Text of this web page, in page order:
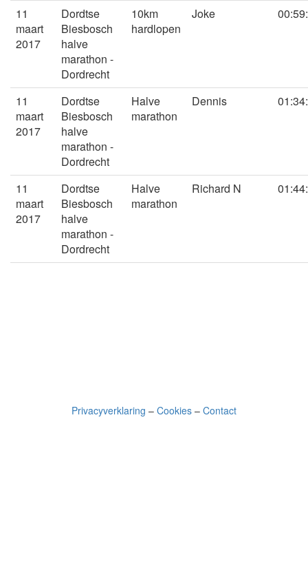
11
maart
2017
Dordtse
Biesbosch
halve
marathon -
Dordrecht
10km
hardlopen
Joke
11
maart
2017
Dordtse
Biesbosch
halve
marathon -
Dordrecht
Halve
marathon
Dennis
11
maart
2017
Dordtse
Biesbosch
halve
marathon -
Dordrecht
Halve
marathon
Richard N
Privacyverklaring – Cookies – Contact